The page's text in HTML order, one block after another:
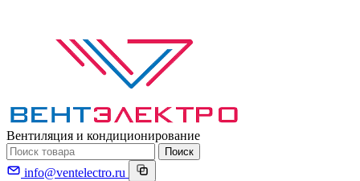
Вентиляция и кондиционирование
Поиск
info@ventelectro.ru